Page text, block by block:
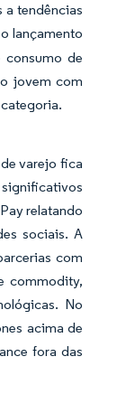
a tendências
lançamento
de
jovem com
varejo fica
significativos
relatando
sociais. A
com
commodity,
No
acima de
fora das